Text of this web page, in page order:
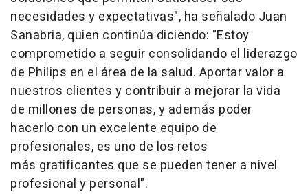
necesidades y expectativas", ha señalado Juan
Sanabria, quien continúa diciendo: "Estoy
comprometido a seguir consolidando el liderazgo
de Philips en el área de la salud. Aportar valor a
nuestros clientes y contribuir a mejorar la vida
de millones de personas, y además poder
hacerlo con un excelente equipo de
profesionales, es uno de los retos
más gratificantes que se pueden tener a nivel
profesional y personal".